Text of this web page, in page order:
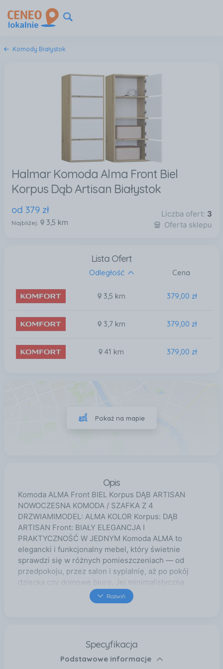
Komody Białystok
Halmar Komoda Alma Front Biel
Korpus Dąb Artisan Białystok
od 379 zł
Najbliżej: 3,5 km
Liczba ofert: 3
Oferta sklepu
Lista Ofert
Odległość Cena
3,5 km 379,00 zł
3,7 km 379,00 zł
41 km 379,00 zł
Pokaż na mapie
Opis
Komoda ALMA Front BIEL Korpus DĄB ARTISAN
NOWOCZESNA KOMODA / SZAFKA Z 4
DRZWIAMIMODEL: ALMA KOLOR Korpus: DĄB
ARTISAN Front: BIAŁY ELEGANCJA I
PRAKTYCZNOŚĆ W JEDNYM Komoda ALMA to
elegancki i funkcjonalny mebel, który świetnie
sprawdzi się w różnych pomieszczeniach — od
przedpokoju, przez salon i sypialnię, aż po pokój
dziecka czy domowe biuro. Jej minimalistyczna
forma i klasyczny biały kolor pasują do wielu stylów
wnętrzarskich, a bezuchwytowe fronty z systemem
przechowywania i ułatwia utrzymanie porządku w
każdej przestrzeni. GŁÓWNE CECHY MEBLA 4 drzwi
Rozwiń
Specyfikacja
Podstawowe informacje